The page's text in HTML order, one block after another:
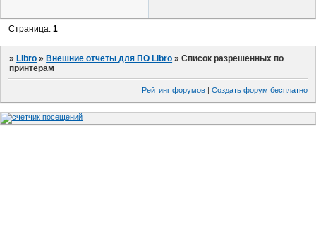
Страница:1
»Libro »Внешние отчеты для ПО Libro »Список разрешенных по
принтерам
Рейтинг форумов | Создать форум бесплатно